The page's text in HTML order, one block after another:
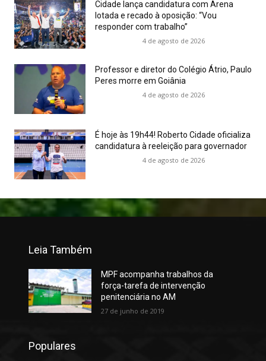
Cidade lança candidatura com Arena
lotada e recado à oposição: “Vou
responder com trabalho”
4 de agosto de 2026
Professor e diretor do Colégio Átrio, Paulo
Peres morre em Goiânia
4 de agosto de 2026
É hoje às 19h44! Roberto Cidade oficializa
candidatura à reeleição para governador
4 de agosto de 2026
Leia Também
MPF acompanha trabalhos da
força-tarefa de intervenção
penitenciária no AM
27 de junho de 2019
Populares